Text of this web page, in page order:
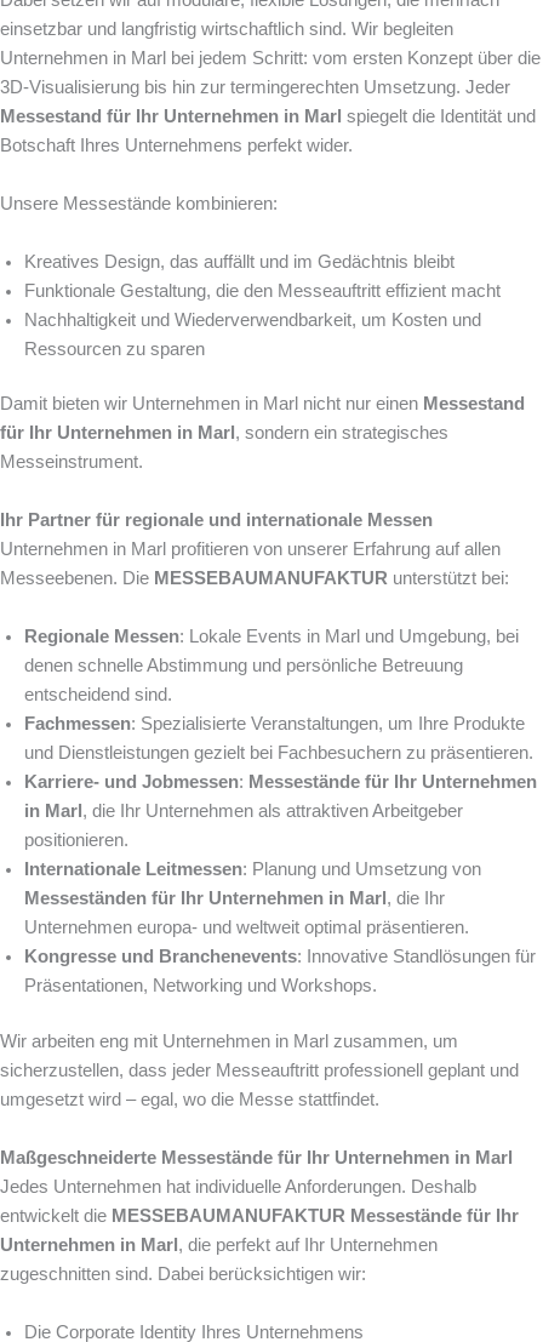
einsetzbar und langfristig wirtschaftlich sind. Wir begleiten
Unternehmen in Marl bei jedem Schritt: vom ersten Konzept über die
3D-Visualisierung bis hin zur termingerechten Umsetzung. Jeder
Messestand für Ihr Unternehmen in Marl spiegelt die Identität und
Botschaft Ihres Unternehmens perfekt wider.
Unsere Messestände kombinieren:
Kreatives Design, das auffällt und im Gedächtnis bleibt
Funktionale Gestaltung, die den Messeauftritt effizient macht
Nachhaltigkeit und Wiederverwendbarkeit, um Kosten und
Ressourcen zu sparen
Damit bieten wir Unternehmen in Marl nicht nur einen Messestand
für Ihr Unternehmen in Marl , sondern ein strategisches
Messeinstrument.
Ihr Partner für regionale und internationale Messen
Unternehmen in Marl profitieren von unserer Erfahrung auf allen
Messeebenen. Die MESSEBAUMANUFAKTUR unterstützt bei:
Regionale Messen: Lokale Events in Marl und Umgebung, bei
denen schnelle Abstimmung und persönliche Betreuung
entscheidend sind.
Fachmessen: Spezialisierte Veranstaltungen, um Ihre Produkte
und Dienstleistungen gezielt bei Fachbesuchern zu präsentieren.
Karriere- und Jobmessen: Messestände für Ihr Unternehmen
in Marl , die Ihr Unternehmen als attraktiven Arbeitgeber
positionieren.
Internationale Leitmessen: Planung und Umsetzung von
Messeständen für Ihr Unternehmen in Marl , die Ihr
Unternehmen europa- und weltweit optimal präsentieren.
Kongresse und Branchenevents: Innovative Standlösungen für
Präsentationen, Networking und Workshops.
Wir arbeiten eng mit Unternehmen in Marl zusammen, um
sicherzustellen, dass jeder Messeauftritt professionell geplant und
umgesetzt wird – egal, wo die Messe stattfindet.
Maßgeschneiderte Messestände für Ihr Unternehmen in Marl
Jedes Unternehmen hat individuelle Anforderungen. Deshalb
entwickelt die MESSEBAUMANUFAKTUR Messestände für Ihr
Unternehmen in Marl , die perfekt auf Ihr Unternehmen
zugeschnitten sind. Dabei berücksichtigen wir:
Die Corporate Identity Ihres Unternehmens